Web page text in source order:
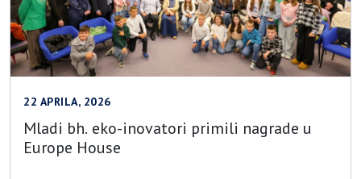
22 APRILA, 2026
Mladi bh. eko-inovatori primili nagrade u
Europe House